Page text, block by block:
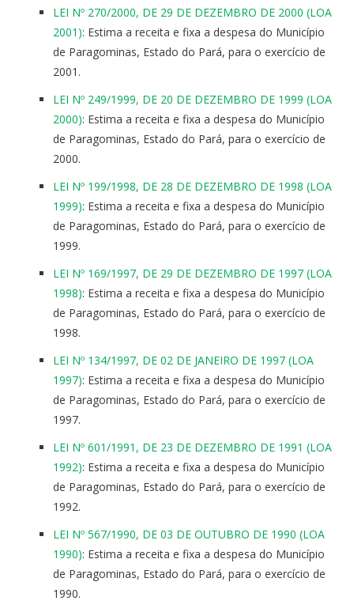
LEI Nº 270/2000, DE 29 DE DEZEMBRO DE 2000 (LOA
2001): Estima a receita e fixa a despesa do Município
de Paragominas, Estado do Pará, para o exercício de
2001.
LEI Nº 249/1999, DE 20 DE DEZEMBRO DE 1999 (LOA
2000): Estima a receita e fixa a despesa do Município
de Paragominas, Estado do Pará, para o exercício de
2000.
LEI Nº 199/1998, DE 28 DE DEZEMBRO DE 1998 (LOA
1999): Estima a receita e fixa a despesa do Município
de Paragominas, Estado do Pará, para o exercício de
1999.
LEI Nº 169/1997, DE 29 DE DEZEMBRO DE 1997 (LOA
1998): Estima a receita e fixa a despesa do Município
de Paragominas, Estado do Pará, para o exercício de
1998.
LEI Nº 134/1997, DE 02 DE JANEIRO DE 1997 (LOA
1997): Estima a receita e fixa a despesa do Município
de Paragominas, Estado do Pará, para o exercício de
1997.
LEI Nº 601/1991, DE 23 DE DEZEMBRO DE 1991 (LOA
1992): Estima a receita e fixa a despesa do Município
de Paragominas, Estado do Pará, para o exercício de
1992.
LEI Nº 567/1990, DE 03 DE OUTUBRO DE 1990 (LOA
1990): Estima a receita e fixa a despesa do Município
de Paragominas, Estado do Pará, para o exercício de
1990.